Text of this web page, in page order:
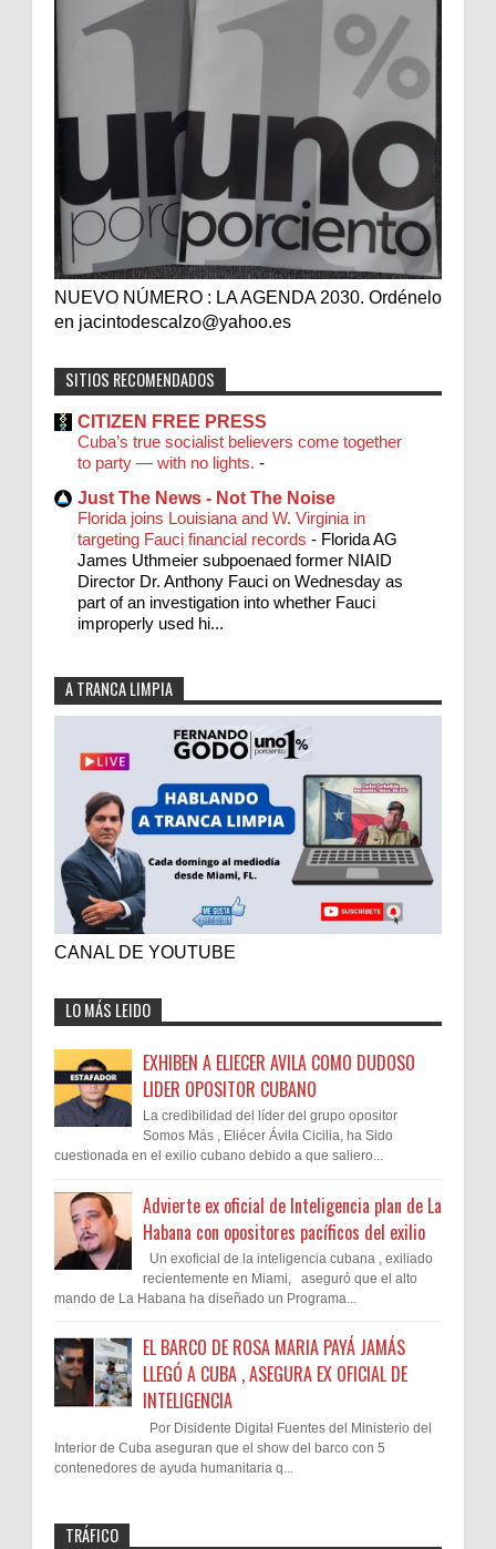
NUEVO NÚMERO : LA AGENDA 2030. Ordénelo
en jacintodescalzo@yahoo.es
SITIOS RECOMENDADOS
CITIZEN FREE PRESS
Cuba’s true socialist believers come together
to party — with no lights. -
Just The News - Not The Noise
Florida joins Louisiana and W. Virginia in
targeting Fauci financial records - Florida AG
James Uthmeier subpoenaed former NIAID
Director Dr. Anthony Fauci on Wednesday as
part of an investigation into whether Fauci
improperly used hi...
A TRANCA LIMPIA
CANAL DE YOUTUBE
LO MÁS LEIDO
EXHIBEN A ELIECER AVILA COMO DUDOSO
LIDER OPOSITOR CUBANO
La credibilidad del líder del grupo opositor
Somos Más , Eliécer Ávila Cicilia, ha Sido
cuestionada en el exilio cubano debido a que saliero...
Advierte ex oficial de Inteligencia plan de La
Habana con opositores pacíficos del exilio
Un exoficial de la inteligencia cubana , exiliado
recientemente en Miami, aseguró que el alto
mando de La Habana ha diseñado un Programa...
EL BARCO DE ROSA MARIA PAYÁ JAMÁS
LLEGÓ A CUBA , ASEGURA EX OFICIAL DE
INTELIGENCIA
Por Disidente Digital Fuentes del Ministerio del
Interior de Cuba aseguran que el show del barco con 5
contenedores de ayuda humanitaria q...
TRÁFICO